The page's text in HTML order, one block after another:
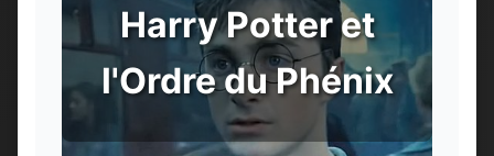
Harry Potter et
l'Ordre du Phénix